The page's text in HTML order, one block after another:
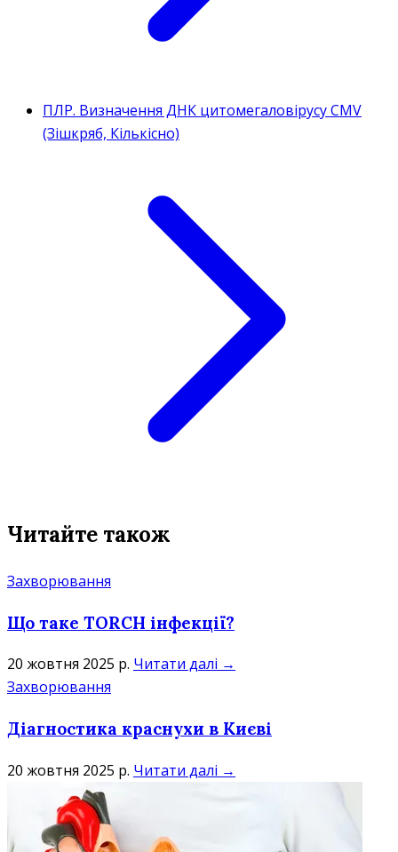
ПЛР. Визначення ДНК цитомегаловірусу CMV
(Зішкряб, Кількісно)
Читайте також
Захворювання
Що таке TORCH інфекції?
20 жовтня 2025 р. Читати далі →
Захворювання
Діагностика краснухи в Києві
20 жовтня 2025 р. Читати далі →